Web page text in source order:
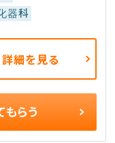
器科
詳細を見る
もらう